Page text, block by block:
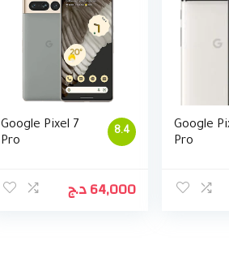
8.4
Google Pixel 7
Pro
64,000د.ج
Google
Pro